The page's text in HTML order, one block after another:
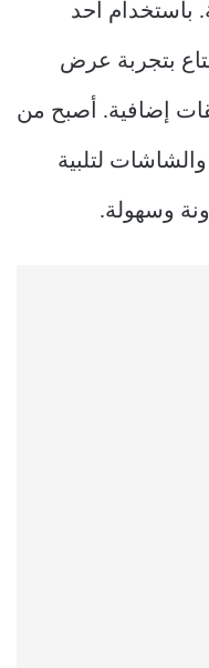
باستخدام أحد
بتجربة عرض
إضافية. أصبح من
لتلبية
وسهولة.